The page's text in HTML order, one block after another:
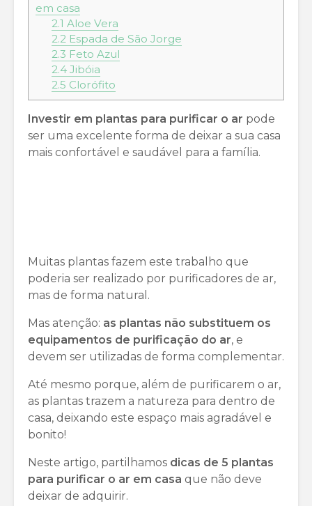
em casa
2.1 Aloe Vera
2.2Espada de São Jorge
2.3 Feto Azul
2.4Jibóia
2.5 Clorófito
Investir em plantas para purificar o ar pode
ser uma excelente forma de deixar a sua casa
mais confortável e saudável para a família.
Muitas plantas fazem este trabalho que
poderia ser realizado por purificadores de ar,
mas de forma natural.
Mas atenção: as plantas não substituem os
equipamentos de purificação do ar, e
devem ser utilizadas de forma complementar.
Até mesmo porque, além de purificarem o ar,
as plantas trazem a natureza para dentro de
casa, deixando este espaço mais agradável e
bonito!
Neste artigo, partilhamos dicas de 5 plantas
para purificar o ar em casa que não deve
deixar de adquirir.